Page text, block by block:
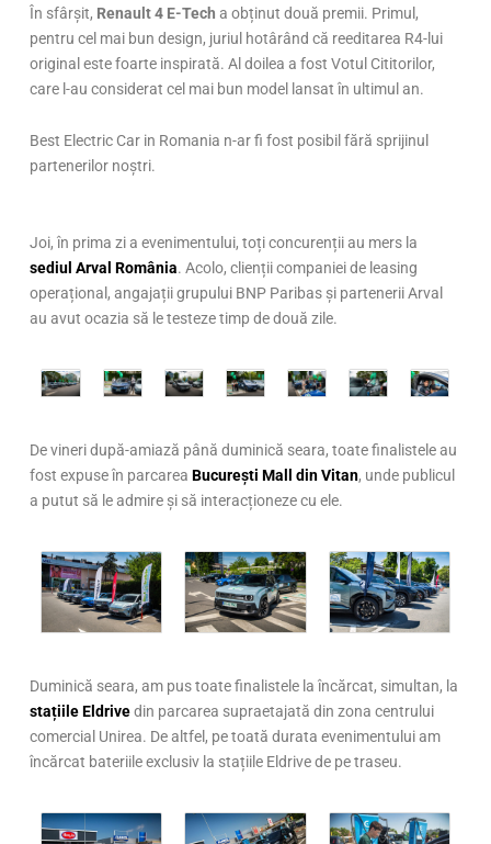
În sfârșit, Renault 4 E-Tech a obținut două premii. Primul,
pentru cel mai bun design, juriul hotârând că reeditarea R4-lui
original este foarte inspirată. Al doilea a fost Votul Cititorilor,
care l-au considerat cel mai bun model lansat în ultimul an.
Best Electric Car in Romania n-ar fi fost posibil fără sprijinul
partenerilor noștri.
Joi, în prima zi a evenimentului, toți concurenții au mers la
sediul Arval România. Acolo, clienții companiei de leasing
operațional, angajații grupului BNP Paribas și partenerii Arval
au avut ocazia să le testeze timp de două zile.
De vineri după-amiază până duminică seara, toate finalistele au
fost expuse în parcareaBucurești Mall din Vitan, unde publicul
a putut să le admire și să interacționeze cu ele.
Duminică seara, am pus toate finalistele la încărcat, simultan, la
stațiile Eldrivedin parcarea supraetajată din zona centrului
comercial Unirea. De altfel, pe toată durata evenimentului am
încărcat bateriile exclusiv la stațiile Eldrive de pe traseu.